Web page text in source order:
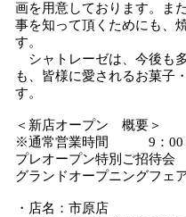
画を用意しております。ま
事を知って頂くためにも、
す。
シャトレーゼは、今後も
も、皆様に愛されるお菓子
す。
＜新店オープン 概要＞
※通常営業時間 9：00
プレオープン特別ご招待
グランドオープニングフ
・店名：市原店